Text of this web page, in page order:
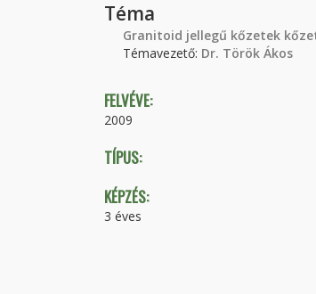
Téma
Granitoid jellegű kőzetek
Témavezető: Dr. Török Ákos
FELVÉVE:
2009
TÍPUS:
KÉPZÉS:
3 éves